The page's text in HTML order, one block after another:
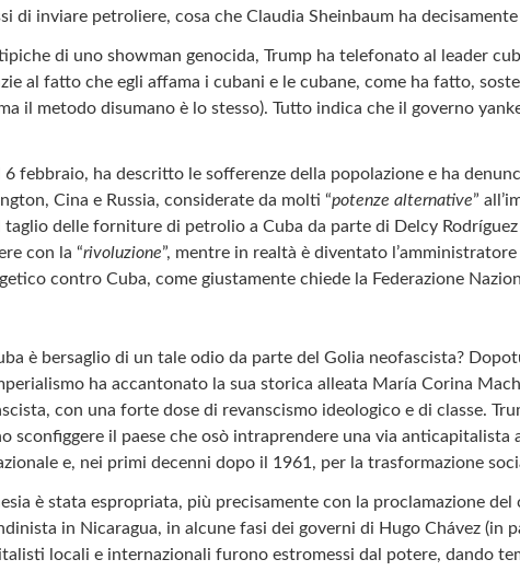
di inviare petroliere, cosa che Claudia Sheinbaum ha
di uno showman genocida, Trump ha telefonato al leader
al fatto che egli affama i cubani e le cubane, come ha fatto,
il metodo disumano è lo stesso). Tutto indica che il governo
febbraio, ha descritto le sofferenze della popolazione e ha
Cina e Russia, considerate da molti “potenze alternative”
delle forniture di petrolio a Cuba da parte di Delcy
con la “rivoluzione”, mentre in realtà è diventato
contro Cuba, come giustamente chiede la Federazione
è bersaglio di un tale odio da parte del Golia neofascista?
ha accantonato la sua storica alleata María Corina
con una forte dose di revanscismo ideologico e di classe.
il paese che osò intraprendere una via anticapitalista
e, nei primi decenni dopo il 1961, per la trasformazione
è stata espropriata, più precisamente con la proclamazione
in Nicaragua, in alcune fasi dei governi di Hugo Chávez
locali e internazionali furono estromessi dal potere, dando